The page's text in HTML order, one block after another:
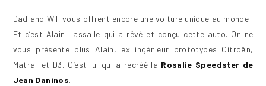
Dad and Will vous offrent encore une voiture unique au monde !
Et c’est Alain Lassalle qui a rêvé et conçu cette auto. On ne
vous présente plus Alain, ex ingénieur prototypes Citroën,
Matra et D3, C’est lui qui a recréé la Rosalie Speedster de
Jean Daninos.